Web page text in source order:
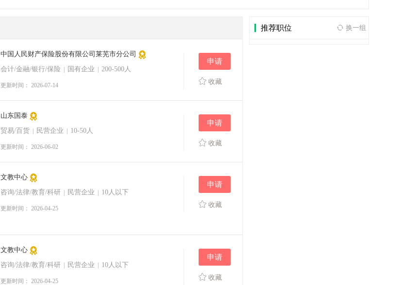
中国人民财产保险股份有限公司莱芜市分公司
会计/金融/银行/保险 国有企业 200-500人
更新时间： 2026-07-14
申请
收藏
山东国泰
贸易/百货 民营企业 10-50人
更新时间： 2026-06-02
申请
收藏
文教中心
咨询/法律/教育/科研 民营企业 10人以下
更新时间： 2026-04-25
申请
收藏
文教中心
咨询/法律/教育/科研 民营企业 10人以下
更新时间： 2026-04-25
申请
收藏
推荐职位 换一组